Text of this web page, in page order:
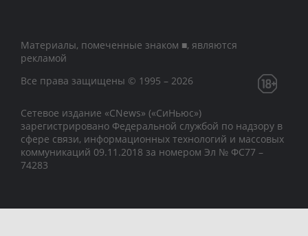
Материалы, помеченные знаком ■, являются
рекламой
Все права защищены © 1995 – 2026
Сетевое издание «CNews» («СиНьюс»)
зарегистрировано Федеральной службой по надзору в
сфере связи, информационных технологий и массовых
коммуникаций 09.11.2018 за номером Эл № ФС77 –
74283